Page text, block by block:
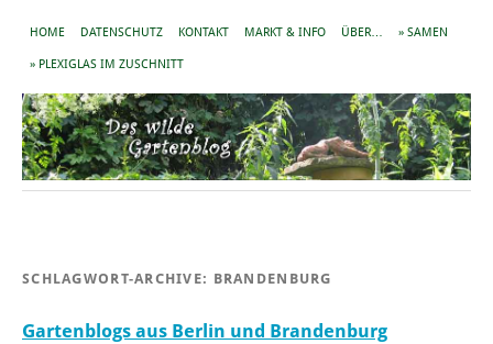
HOME DATENSCHUTZ KONTAKT MARKT & INFO ÜBER… » SAMEN
» PLEXIGLAS IM ZUSCHNITT
SCHLAGWORT-ARCHIVE: BRANDENBURG
Gartenblogs aus Berlin und Brandenburg